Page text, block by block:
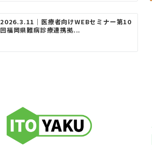
2026.3.11｜医療者向けWEBセミナー第10
回福岡県難病診療連携拠...